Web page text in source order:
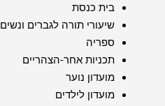
בית כנסת
שיעורי תורה לגברים ונשים
ספריה
תכניות אחר-הצהריים
מועדון נוער
מועדון לילדים